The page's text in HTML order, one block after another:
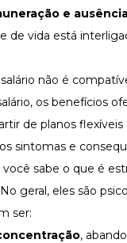
e
de vida está
não é
os benefícios
de planos flexíveis
sintomas e
sabe o que é
geral, eles são
ser:
,